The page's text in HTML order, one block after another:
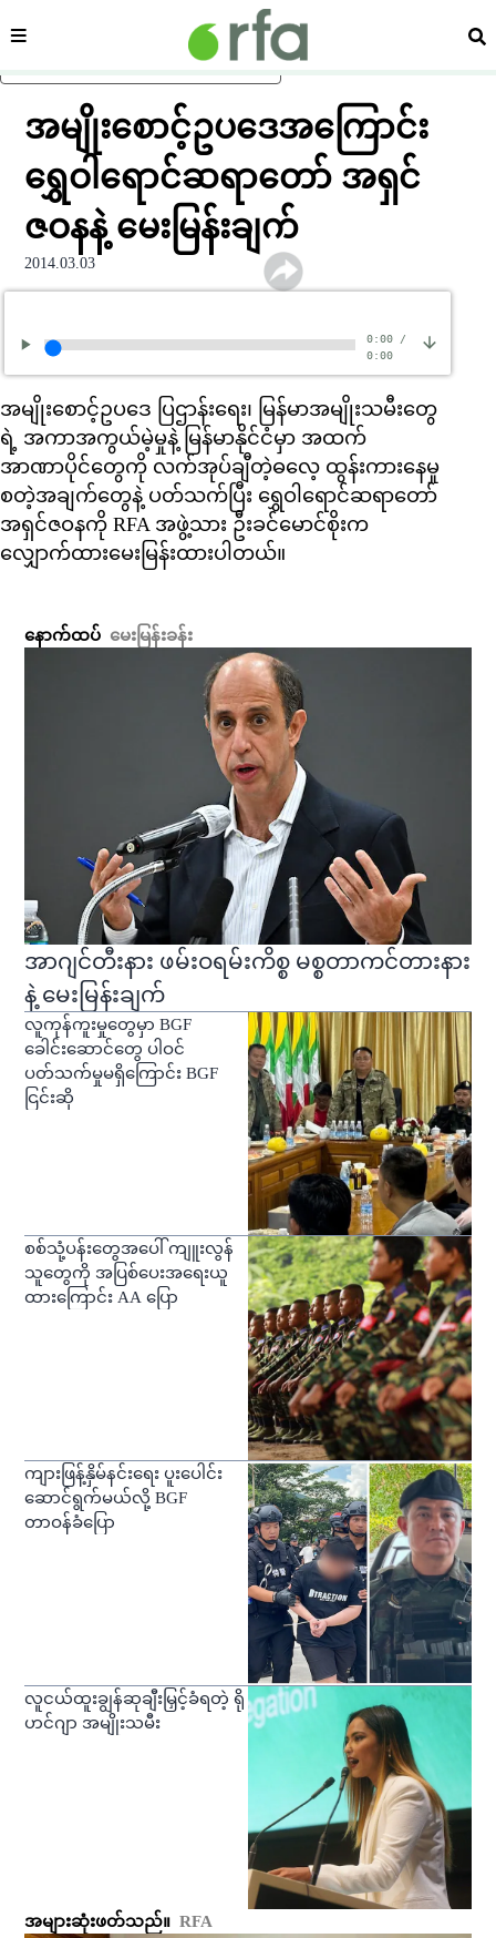
ပင်မအကြောင်းအရာသို့ ကျော်ရန်
ကဏ္ဍ ရှာ
အမျိုးစောင့်ဥပဒေအကြောင်း
ရွှေဝါရောင်ဆရာတော် အရှင်
ဇဝနနဲ့ မေးမြန်းချက်
2014.03.03
0:00/
0:00
အမျိုးစောင့်ဥပဒေ ပြဌာန်းရေး၊ မြန်မာအမျိုးသမီးတွေ
ရဲ့ အကာအကွယ်မဲ့မှုနဲ့ မြန်မာနိုင်ငံမှာ အထက်
အာဏာပိုင်တွေကို လက်အုပ်ချီတဲ့ဓလေ့ ထွန်းကားနေမှု
စတဲ့အချက်တွေနဲ့ ပတ်သက်ပြီး ရွှေဝါရောင်ဆရာတော်
အရှင်ဇဝနကို RFA အဖွဲ့သား ဦးခင်မောင်စိုးက
လျှောက်ထားမေးမြန်းထားပါတယ်။
နောက်ထပ် မေးမြန်းခန်း
အာဂျင်တီးနား ဖမ်းဝရမ်းကိစ္စ မစ္စတာကင်တားနား
နဲ့ မေးမြန်းချက်
လူကုန်ကူးမှုတွေမှာ BGF
ခေါင်းဆောင်တွေ ပါဝင်
ပတ်သက်မှုမရှိကြောင်း BGF
ငြင်းဆို
စစ်သုံ့ပန်းတွေအပေါ် ကျူးလွန်
သူတွေကို အပြစ်ပေးအရေးယူ
ထားကြောင်း AA ပြော
ကျားဖြန့်နှိမ်နင်းရေး ပူးပေါင်း
ဆောင်ရွက်မယ်လို့ BGF
တာဝန်ခံပြော
လူငယ်ထူးချွန်ဆုချီးမြှင့်ခံရတဲ့ ရို
ဟင်ဂျာ အမျိုးသမီး
အများဆုံးဖတ်သည်။ RFA